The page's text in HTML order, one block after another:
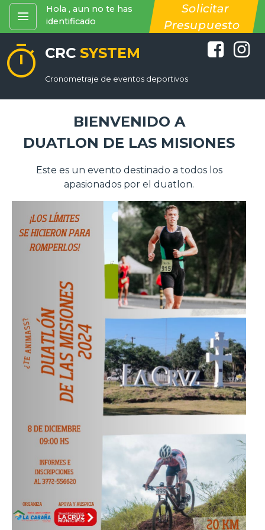
menu
Hola , aun no te has
identificado
Solicitar
Presupuesto
timer CRC SYSTEM
Cronometraje de eventos deportivos
BIENVENIDO A
DUATLON DE LAS MISIONES
Este es un evento destinado a todos los
apasionados por el duatlon.